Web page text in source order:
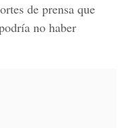
de prensa que
no haber